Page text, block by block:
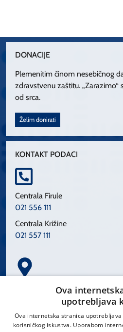
DONACIJE
Plemenitim činom nesebičnog
zdravstvenu zaštitu.
od srca.
Želim donirati
KONTAKT PODACI
Centrala Firule
021 556 111
Centrala Križine
021 557 111
Spinčićeva 1, 21000 Split
Ova
upotrebljava
Ova internetska stranica
korisničkog iskustva. Uporabom